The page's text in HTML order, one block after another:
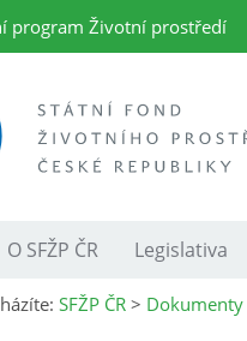
program Životní prostředí
O SFŽP ČR Legislativa
SFŽP ČR > Dokumenty